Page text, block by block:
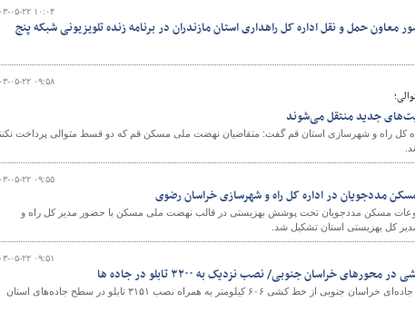
و
۱۴۰۳-۰۵-۲۲
معاون حمل و نقل اداره کل راهداری استان مازندران در برنامه زنده تلویزیونی شبکه پنج
۱۴۰۳-۰۵-۲۲
جدید منتقل می‌شوند
کل راه و شهرسازی استان قم گفت: متقاضیان نهضت ملی مسکن قم که دو قسط متوالی پرداخت
۱۴۰۳-۰۵-۲۲
مددجویان در اداره کل راه و شهرسازی خراسان رضوی
مسکن مددجویان تحت پوشش بهزیستی در قالب نهضت ملی مسکن با حضور مدیر کل راه و
کل بهزیستی استان تشکیل شد.
۱۴۰۳-۰۵-۲۲
مدیرکل راهداری و حمل‌ونقل جاده‌ای خراسان جنوبی از خط کشی ۶۰۶ کیلومتر به همراه نصب ۳۱۵۱ تابلو در سطح جاده‌های استان